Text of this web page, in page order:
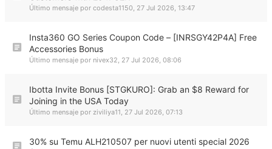
Último mensaje por codesta1150, 27 Jul 2026, 13:47
Insta360 GO Series Coupon Code – [INRSGY42P4A] Free
Accessories Bonus
Último mensaje por nivex32, 27 Jul 2026, 08:06
Ibotta Invite Bonus [STGKURO]: Grab an $8 Reward for
Joining in the USA Today
Último mensaje por ziviliya11, 27 Jul 2026, 07:13
30% su Temu ALH210507 per nuovi utenti special 2026